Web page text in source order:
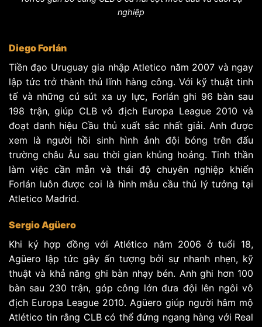
nghiệp
Diego Forlán
Tiền đạo Uruguay gia nhập Atletico năm 2007 và ngay
lập tức trở thành thủ lĩnh hàng công. Với kỹ thuật tinh
tế và những cú sút xa uy lực, Forlán ghi 96 bàn sau
198 trận, giúp CLB vô địch Europa League 2010 và
đoạt danh hiệu Cầu thủ xuất sắc nhất giải. Anh được
xem là người hồi sinh hình ảnh đội bóng trên đấu
trường châu Âu sau thời gian khủng hoảng. Tinh thần
làm việc cần mẫn và thái độ chuyên nghiệp khiến
Forlán luôn được coi là hình mẫu cầu thủ lý tưởng tại
Atletico Madrid.
Sergio Agüero
Khi ký hợp đồng với Atlético năm 2006 ở tuổi 18,
Agüero lập tức gây ấn tượng bởi sự nhanh nhẹn, kỹ
thuật và khả năng ghi bàn nhạy bén. Anh ghi hơn 100
bàn sau 230 trận, góp công lớn đưa đội lên ngôi vô
địch Europa League 2010. Agüero giúp người hâm mộ
Atlético tin rằng CLB có thể đứng ngang hàng với Real